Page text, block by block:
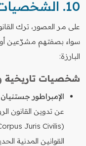
10. الشخصيات البارزة في القانون
على مر العصور، ترك
سواء بصفتهم مشرّعين
البارزة:
شخصيات تاريخية
الإمبراطور جستنيان
عن تدوين القانون
القوانين المدنية